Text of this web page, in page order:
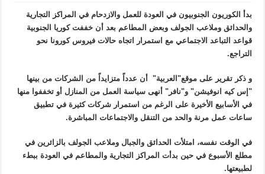
بدأ الكوريون الجنوبيون في العودة للعمل والازدحام في المراكز التجارية
والحدائق وملاعب الجولف وبعض المطاعم بعد أن خففت كوريا الجنوبية
قواعد التباعد الاجتماعي مع استمرار اتجاه حالات فيروس كورونا نحو
التراجع.
و ذكر تقرير على موقع"العربية" أن عدداً متزايداً من الشركات من بينها
"إس كيه انوفيشن" و"نافر" أنهى سياسة العمل من المنازل أو تخففوا منها
في الأسابيع الأخيرة على الرغم من استمرار شركات كثيرة في تطبيق
ساعات عمل مرنة والحد من التنقل والاجتماعات المباشرة.
في الوقت نفسه، امتلأت الحدائق والجبال وملاعب الجولف بالزائرين في
مطلع الأسبوع في حين بدأت المراكز التجارية والمطاعم في العودة ببطء
لطبيعتها.